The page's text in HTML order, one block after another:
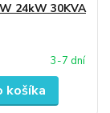
24kW 30KVA
3-7 dní
košíka